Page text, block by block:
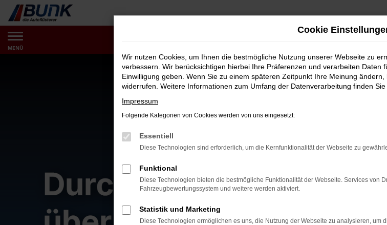
Zum
Hauptinhalt
springen
MENÜ
Cookie
Wir nutzen Cookies, um Ihnen die bestmögliche Nutzung unserer Webseite zu
verbessern. Wir berücksichtigen hierbei Ihre Präferenzen und verarbeiten Daten
Einwilligung geben. Wenn Sie zu einem späteren Zeitpunkt Ihre Meinung
widerrufen. Weitere Informationen zum Umfang der Datenverarbeitung finden Sie
Impressum
Folgende Kategorien von Cookies werden von uns eingesetzt:
Essentiell
Diese Technologien sind erforderlich, um die Kernfunktionalität der Webseite zu
Funktional
Diese Technologien bieten die bestmögliche Funktionalität der Webseite. Services von
Fahrzeugbewertungssystem und weitere werden aktiviert.
Statistik und Marketing
Diese Technologien ermöglichen es uns, die Nutzung der Webseite zu analysieren, um